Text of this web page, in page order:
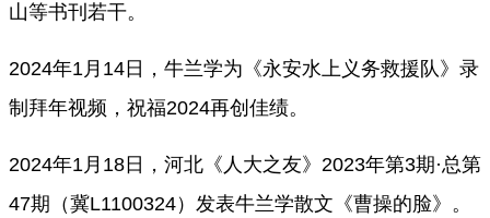
山等书刊若干。
2024年1月14日，牛兰学为《永安水上义务救援队》录
制拜年视频，祝福2024再创佳绩。
2024年1月18日，河北《人大之友》2023年第3期·总第
47期（冀L1100324）发表牛兰学散文《曹操的脸》。